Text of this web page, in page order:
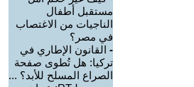
مستقبل أطفال
الناجيات من الاغتصاب
في مصر؟
- القانون الإطاري في
تركيا: هل تُطوى صفحة
الصراع المسلح للأبد؟ ...